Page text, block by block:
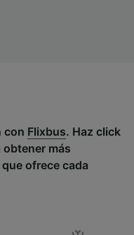
con Flixbus. Haz click
más
ofrece cada